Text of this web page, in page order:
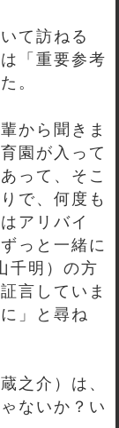
て訪ねる
「重要参考
。
から聞きま
園が入って
って、そこ
で、何度も
アリバイ
っと一緒に
千明）の方
言していま
」と尋ね
之介）は、
ないか？い